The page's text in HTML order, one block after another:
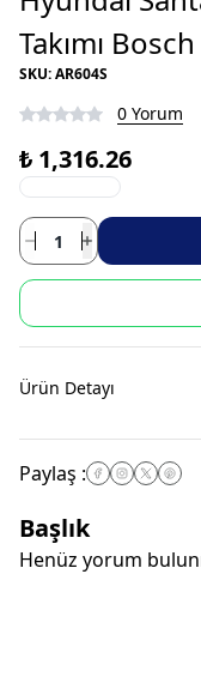
Takımı
SKU:AR604S
0 Yorum
₺ 1,316.26
Ürün Detayı
Paylaş :
Başlık
Henüz yorum